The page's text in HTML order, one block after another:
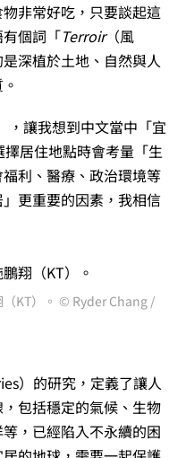
非常好吃，只要談起這
個詞「Terroir（風
深植於土地、自然與人
，讓我想到中文當中「宜
居住地點時會考量「生
利、醫療、政治環境等
更重要的因素，我相信
KT）。 © Ryder Chang /
）的研究，定義了讓人
包括穩定的氣候、生物
，已經陷入不永續的困